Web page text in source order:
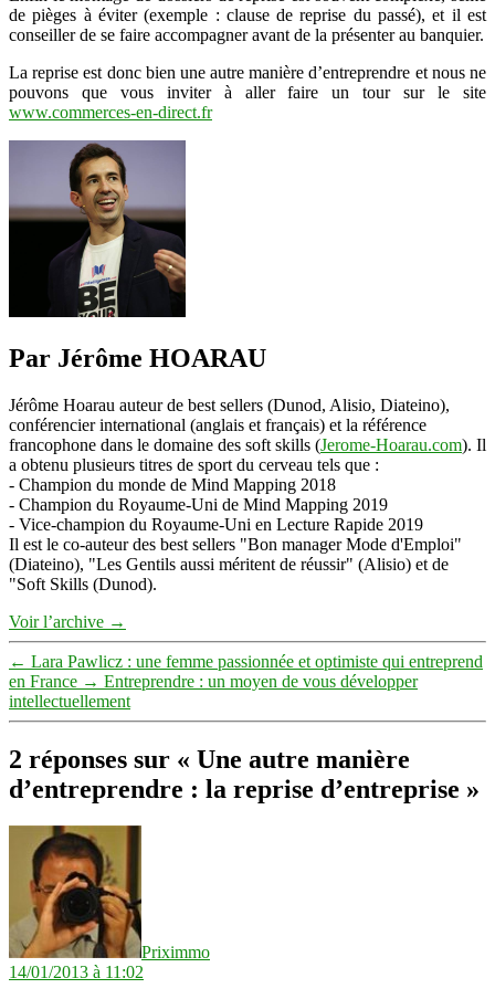
de pièges à éviter (exemple : clause de reprise du passé), et il est
conseiller de se faire accompagner avant de la présenter au banquier.
La reprise est donc bien une autre manière d’entreprendre et nous ne
pouvons que vous inviter à aller faire un tour sur le site
www.commerces-en-direct.fr
Par Jérôme HOARAU
Jérôme Hoarau auteur de best sellers (Dunod, Alisio, Diateino),
conférencier international (anglais et français) et la référence
francophone dans le domaine des soft skills (Jerome-Hoarau.com). Il
a obtenu plusieurs titres de sport du cerveau tels que :
- Champion du monde de Mind Mapping 2018
- Champion du Royaume-Uni de Mind Mapping 2019
- Vice-champion du Royaume-Uni en Lecture Rapide 2019
Il est le co-auteur des best sellers "Bon manager Mode d'Emploi"
(Diateino), "Les Gentils aussi méritent de réussir" (Alisio) et de
"Soft Skills (Dunod).
Voir l’archive →
← Lara Pawlicz : une femme passionnée et optimiste qui entreprend
en France → Entreprendre : un moyen de vous développer
intellectuellement
2 réponses sur « Une autre manière
d’entreprendre : la reprise d’entreprise »
Priximmo
14/01/2013 à 11:02